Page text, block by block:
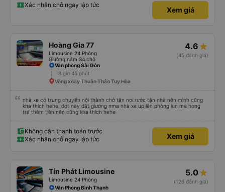
quy định rõ ràng về việc giữ im lặng (tắt âm thanh điện thoại) vào ban đêm
để tránh làm phiền hành khách khác ngủ. Ngoài ra, nhà xe nên dán sẵn mật
khẩu Wi-Fi trong xe để hành khách dễ dàng sử dụng. Tôi vẫn sẽ tiếp tục ủng
Xác nhận chỗ ngay lập tức
Xem giá
Hoàng Gia 77
Limousine 24 Phòng
Giường nằm 34 chỗ
4.6
(45 đánh giá)
Văn phòng Sài Gòn
8 giờ 45 phút
Vòng xoay Thuận Thảo Tuy Hòa
nhà xe có trung chuyển nội thành chở tận nơi.rước tận nhà nên mình cũng
khá thích hehe, đợt này đặt giường nma nhà xe up lên phòng lun mà hong
trả thêm tiền nên cũng khá thích hehe
Không cần thanh toán trước
Xác nhận chỗ ngay lập tức
Xem giá
Tín Phát Limousine
Limousine 24 Phòng
5.0
(126 đánh giá)
Văn Phòng Bình Thạnh